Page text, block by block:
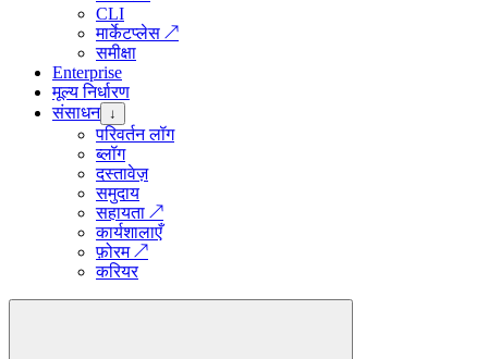
CLI
मार्केटप्लेस ↗
समीक्षा
Enterprise
मूल्य निर्धारण
संसाधन ↓
परिवर्तन लॉग
ब्लॉग
दस्तावेज़
समुदाय
सहायता ↗
कार्यशालाएँ
फ़ोरम↗
करियर